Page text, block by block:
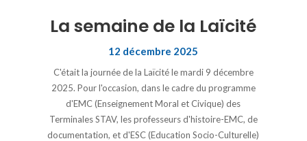
La semaine de la Laïcité
12 décembre 2025
C'était la journée de la Laïcité le mardi 9 décembre
2025. Pour l'occasion, dans le cadre du programme
d'EMC (Enseignement Moral et Civique) des
Terminales STAV, les professeurs d'histoire-EMC, de
documentation, et d'ESC (Education Socio-Culturelle)